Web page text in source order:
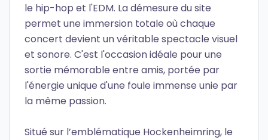
le hip-hop et l'EDM. La démesure du site
permet une immersion totale où chaque
concert devient un véritable spectacle visuel
et sonore. C'est l'occasion idéale pour une
sortie mémorable entre amis, portée par
l'énergie unique d'une foule immense unie par
la même passion.
Situé sur l’emblématique Hockenheimring, le